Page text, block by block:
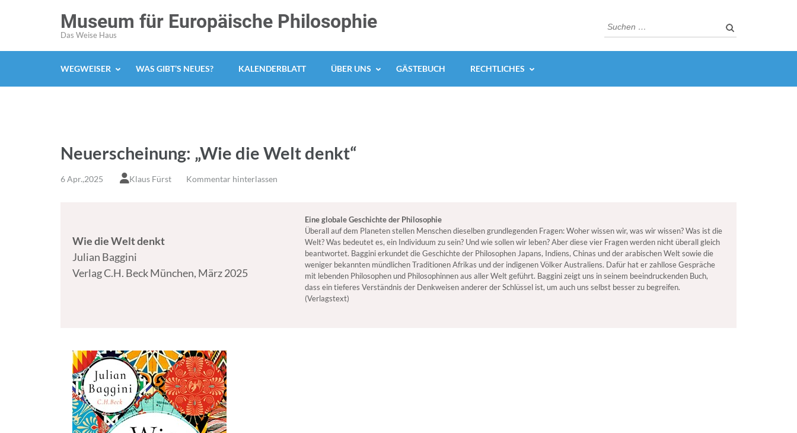
(Enter
Museum für Europäische Philosophie
Das Weise Haus
Suchen
nach:
WEGWEISER WAS GIBT’S NEUES? KALENDERBLATT ÜBER UNS GÄSTEBUCH RECHTLICHES
Neuerscheinung: „Wie die Welt denkt“
6 Apr.,2025 Klaus Fürst Kommentar hinterlassen
Wie die Welt denkt
Julian Baggini
Verlag C.H. Beck München, März 2025
Eine globale Geschichte der Philosophie
Überall auf dem Planeten stellen Menschen dieselben grundlegenden Fragen: Woher wissen wir, was wir wissen? Was ist die
Welt? Was bedeutet es, ein Individuum zu sein? Und wie sollen wir leben? Aber diese vier Fragen werden nicht überall gleich
beantwortet. Baggini erkundet die Geschichte der Philosophen Japans, Indiens, Chinas und der arabischen Welt sowie die
weniger bekannten mündlichen Traditionen Afrikas und der indigenen Völker Australiens. Dafür hat er zahllose Gespräche
mit lebenden Philosophen und Philosophinnen aus aller Welt geführt. Baggini zeigt uns in seinem beeindruckenden Buch,
dass ein tieferes Verständnis der Denkweisen anderer der Schlüssel ist, um auch uns selbst besser zu begreifen.
(Verlagstext)